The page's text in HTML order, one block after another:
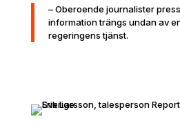
– Oberoende journalister
information trängs undan av
regeringens tjänst.